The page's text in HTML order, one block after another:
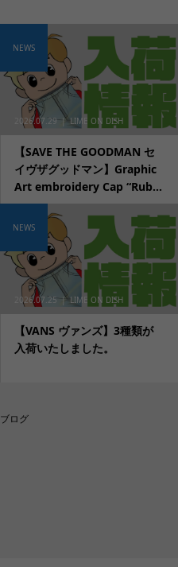
2026.07.29 LIME ON DISH
【SAVE THE GOODMAN セ
イヴザグッドマン】Graphic
Art embroidery Cap “Rub...
NEWS
2026.07.25 LIME ON DISH
【VANS ヴァンズ】3種類が
入荷いたしました。
NEWS
ブログ